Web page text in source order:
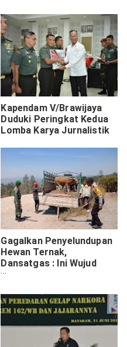
Kapendam V/Brawijaya
Duduki Peringkat Kedua
Lomba Karya Jurnalistik
Gagalkan Penyelundupan
Hewan Ternak,
Dansatgas : Ini Wujud
Kedekatan TNI dengan